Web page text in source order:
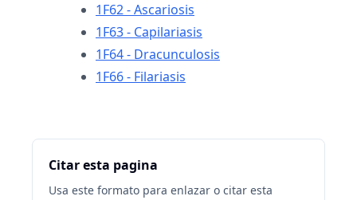
1F62 - Ascariosis
1F63 - Capilariasis
1F64 - Dracunculosis
1F66 - Filariasis
Citar esta pagina
Usa este formato para enlazar o citar esta